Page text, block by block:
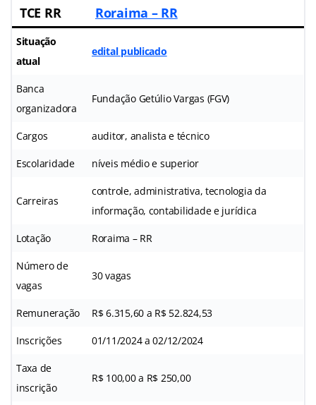
TCE RR
Roraima – RR
Situação
atual
edital publicado
Banca
organizadora
Fundação Getúlio Vargas (FGV)
Cargos auditor, analista e técnico
Escolaridade níveis médio e superior
Carreiras
controle, administrativa, tecnologia da
informação, contabilidade e jurídica
Lotação Roraima – RR
Número de
vagas
30 vagas
Remuneração R$ 6.315,60 a R$ 52.824,53
Inscrições 01/11/2024 a 02/12/2024
Taxa de
inscrição
R$ 100,00 a R$ 250,00